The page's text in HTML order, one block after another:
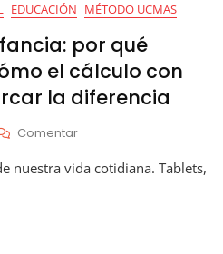
EDUCACIÓN MÉTODO UCMAS
por qué
el cálculo con
la diferencia
ComentarEn
En
nuestra vida cotidiana. Tablets,